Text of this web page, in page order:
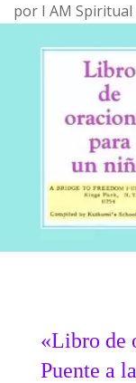
por I AM
«Libro de
Puente a